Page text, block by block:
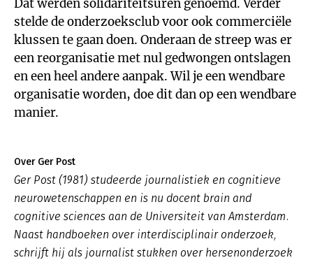
Dat werden solidariteitsuren genoemd. Verder
stelde de onderzoeksclub voor ook commerciële
klussen te gaan doen. Onderaan de streep was er
een reorganisatie met nul gedwongen ontslagen
en een heel andere aanpak. Wil je een wendbare
organisatie worden, doe dit dan op een wendbare
manier.
Over Ger Post
Ger Post (1981) studeerde journalistiek en cognitieve
neurowetenschappen en is nu docent brain and
cognitive sciences aan de Universiteit van Amsterdam.
Naast handboeken over interdisciplinair onderzoek,
schrijft hij als journalist stukken over hersenonderzoek